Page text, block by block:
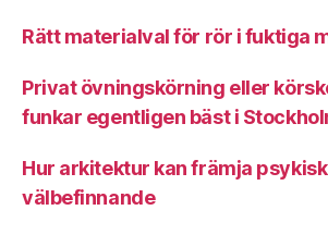
Rätt materialval för rör i fuktiga
Privat övningskörning eller
funkar egentligen bäst i
Hur arkitektur kan främja
välbefinnande